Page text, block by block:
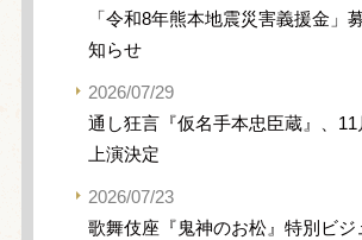
「令和8年熊本地震災害義援金」
知らせ
2026/07/29
通し狂言『仮名手本忠臣蔵』、
上演決定
2026/07/23
歌舞伎座『鬼神のお松』特別ビジ